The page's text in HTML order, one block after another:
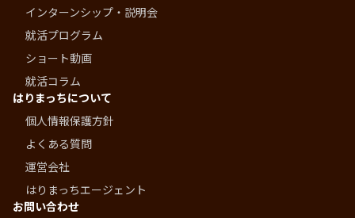
インターンシップ・説明会
就活プログラム
ショート動画
就活コラム
はりまっちについて
個人情報保護方針
よくある質問
運営会社
はりまっちエージェント
お問い合わせ